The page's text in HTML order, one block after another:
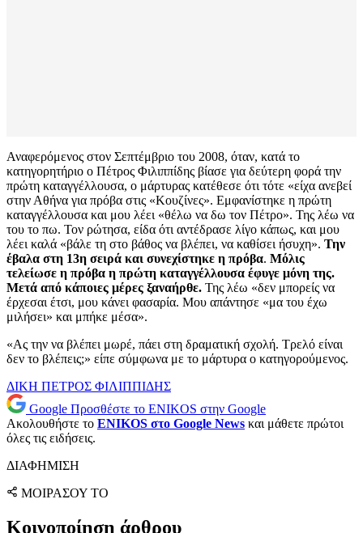
Αναφερόμενος στον Σεπτέμβριο του 2008, όταν, κατά το
κατηγορητήριο ο Πέτρος Φιλιππίδης βίασε για δεύτερη φορά την
πρώτη καταγγέλλουσα, ο μάρτυρας κατέθεσε ότι τότε «είχα ανεβεί
στην Αθήνα για πρόβα στις «Κουζίνες». Εμφανίστηκε η πρώτη
καταγγέλλουσα και μου λέει «θέλω να δω τον Πέτρο». Της λέω να
του το πω. Τον ρώτησα, είδα ότι αντέδρασε λίγο κάπως, και μου
λέει καλά «βάλε τη στο βάθος να βλέπει, να καθίσει ήσυχη». Την
έβαλα στη 13η σειρά και συνεχίστηκε η πρόβα. Μόλις
τελείωσε η πρόβα η πρώτη καταγγέλλουσα έφυγε μόνη της.
Μετά από κάποιες μέρες ξαναήρθε. Της λέω «δεν μπορείς να
έρχεσαι έτσι, μου κάνει φασαρία. Μου απάντησε «μα του έχω
μιλήσει» και μπήκε μέσα».
«Ας την να βλέπει μωρέ, πάει στη δραματική σχολή. Τρελό είναι
δεν το βλέπεις;» είπε σύμφωνα με το μάρτυρα ο κατηγορούμενος.
ΔΙΚΗ ΠΕΤΡΟΣ ΦΙΛΙΠΠΙΔΗΣ
Google Προσθέστε το ENIKOS στην Google
Ακολουθήστε το ENIKOS στο Google News και μάθετε πρώτοι
όλες τις ειδήσεις.
ΔΙΑΦΗΜΙΣΗ
ΜΟΙΡΑΣΟΥ ΤΟ
Κοινοποίηση άρθρου